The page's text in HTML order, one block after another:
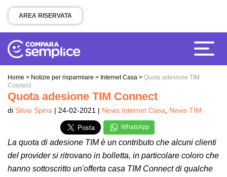
AREA RISERVATA
Home > Notizie per risparmiare > Internet Casa > Quota adesione TIM
Connect
Quota adesione TIM Connect
di Silvio Spina | 24-02-2021 | News Internet Casa News TIM
WhatsApp
La quota di adesione TIM è un contributo che alcuni clienti
del provider si ritrovano in bolletta, in particolare coloro che
hanno sottoscritto un'offerta casa TIM Connect di qualche